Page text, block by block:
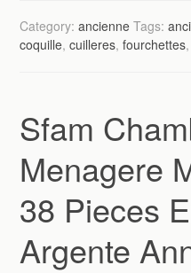
Category:ancienne Tags:
coquille,cuilleres,fourchettes,
Sfam
Menagere
38 Pieces
Argente